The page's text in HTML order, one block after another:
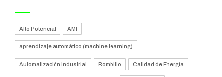
Alto Potencial AMI
aprendizaje automático (machine learning)
Automatización Industrial Bombillo Calidad de Energía